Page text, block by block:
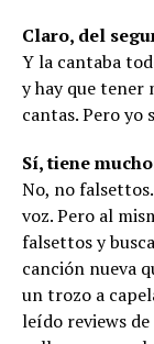
Claro, del
Y la cantaba
y hay que tener
cantas. Pero yo
Sí, tiene
No, no
voz. Pero al
falsettos y
canción nueva
un trozo a
leído reviews